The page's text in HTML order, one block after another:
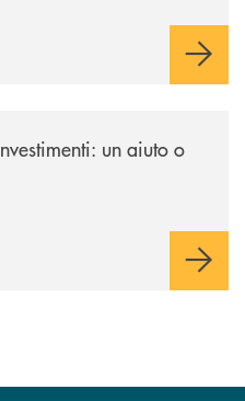
un aiuto o